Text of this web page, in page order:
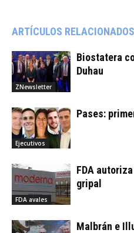
ARTÍCULOS RELACIONADOS
ZNewsletter
Biostatera
Duhau
Ejecutivos
Pases:
FDA avales
FDA
gripal
Malbrán e